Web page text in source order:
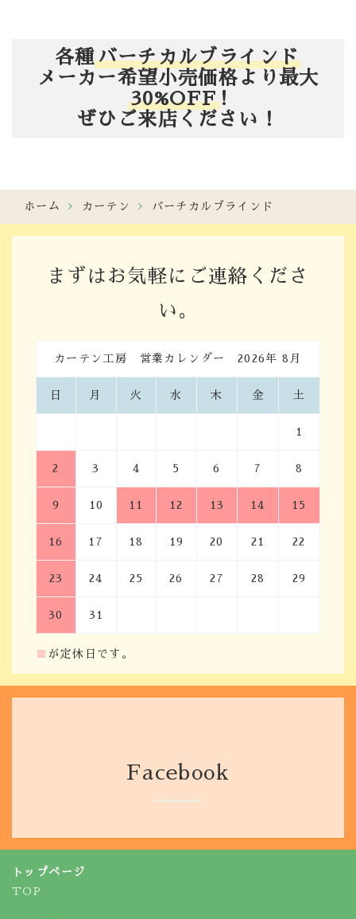
各種バーチカルブラインド
メーカー希望小売価格より最大
30%OFF!
ぜひご来店ください！
ホーム カーテン バーチカルブラインド
まずはお気軽にご連絡くださ
い。
カーテン工房 営業カレンダー 2026年 8月
日 月 火 水 木 金 土
1
2 3 4 5 6 7 8
9 10 11 12 13 14 15
16 17 18 19 20 21 22
23 24 25 26 27 28 29
30 31
が定休日です。
Facebook
トップページ
TOP